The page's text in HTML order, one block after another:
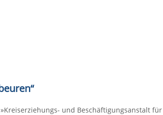
und Beschäftigungsanstalt